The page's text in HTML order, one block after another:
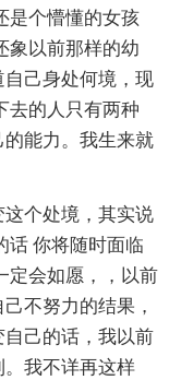
是个懵懂的女孩
象以前那样的幼
己身处何境，现
去的人只有两种
的能力。我生来就
个处境，其实说
话 你将随时面临
定会如愿，，以前
不努力的结果，
己的话，我以前
我不详再这样